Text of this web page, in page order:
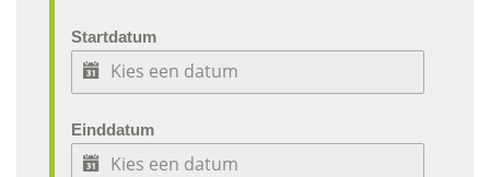
Startdatum
Einddatum